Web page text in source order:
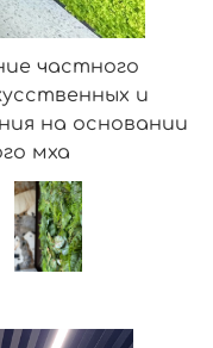
частного
и
на основании
мха